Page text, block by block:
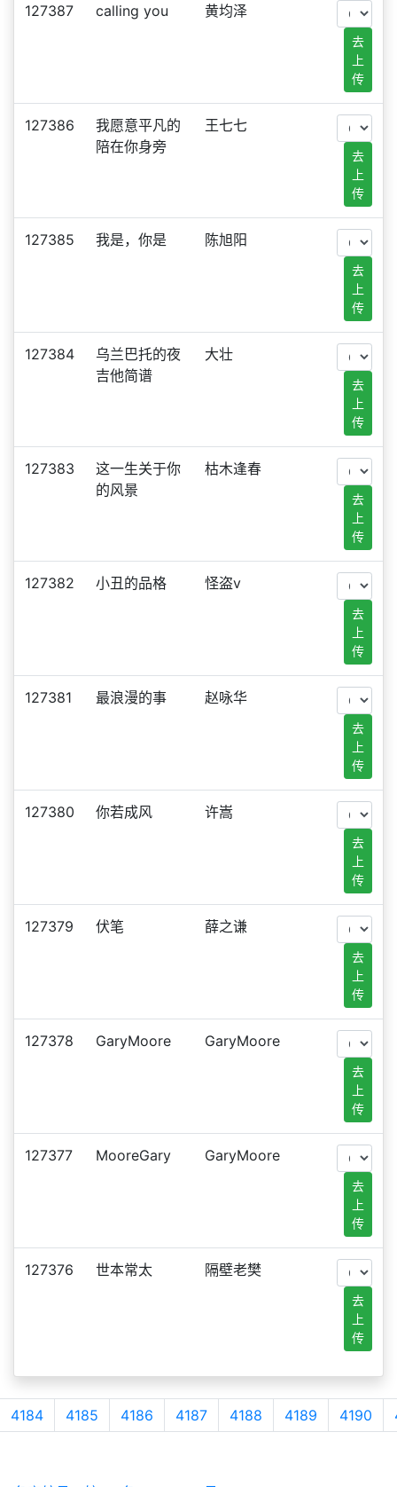
127387 calling you 黄均泽
去
上
传
127386
我愿意平凡的
陪在你身旁
王七七
去
上
传
127385 我是，你是 陈旭阳
去
上
传
127384
乌兰巴托的夜
吉他简谱
大壮
去
上
传
127383
这一生关于你
的风景
枯木逢春
去
上
传
127382 小丑的品格 怪盗v
去
上
传
127381 最浪漫的事 赵咏华
去
上
传
127380 你若成风 许嵩
去
上
传
127379 伏笔 薛之谦
去
上
传
127378 GaryMoore GaryMoore
去
上
传
127377 MooreGary GaryMoore
去
上
传
127376 世本常太 隔壁老樊
去
上
传
4184 4185 4186 4187 4188 4189 4190